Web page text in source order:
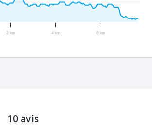
2 km 4 km 6 km
10 avis